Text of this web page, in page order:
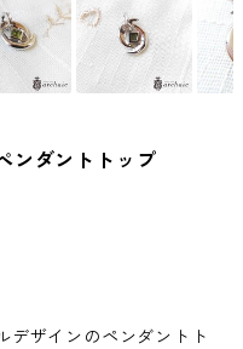
ンダントトップ
デザインのペンダントト